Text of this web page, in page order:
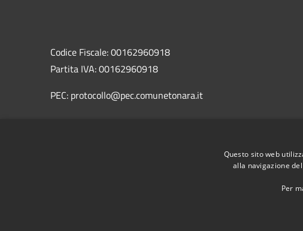
Codice Fiscale: 00162960918
Partita IVA: 00162960918
PEC: protocollo@pec.comunetonara.it
Questo sito web
alla navigazione
Per